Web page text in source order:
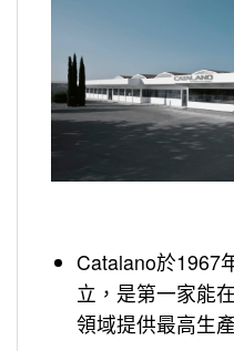
Catalano於1967
立，是第一家能
領域提供最高生